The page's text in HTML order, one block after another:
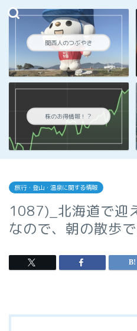
関西人のつぶやき
株のお得情報！？
旅行・登山・温泉に関する情報
1087)_北海道で迎
なので、朝の散歩